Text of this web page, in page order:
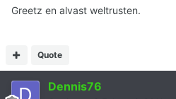
Greetz en alvast weltrusten.
Quote
Dennis76